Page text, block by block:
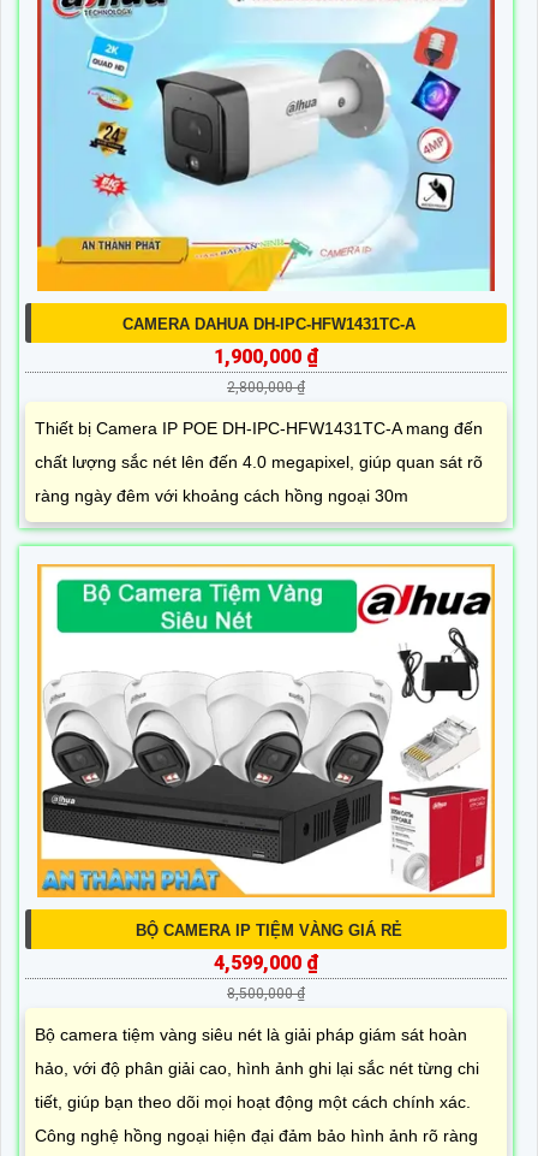
CAMERA DAHUA DH-IPC-HFW1431TC-A
1,900,000 ₫
2,800,000 ₫
Thiết bị Camera IP POE DH-IPC-HFW1431TC-A mang đến
chất lượng sắc nét lên đến 4.0 megapixel, giúp quan sát rõ
ràng ngày đêm với khoảng cách hồng ngoại 30m
BỘ CAMERA IP TIỆM VÀNG GIÁ RẺ
4,599,000 ₫
8,500,000 ₫
Bộ camera tiệm vàng siêu nét là giải pháp giám sát hoàn
hảo, với độ phân giải cao, hình ảnh ghi lại sắc nét từng chi
tiết, giúp bạn theo dõi mọi hoạt động một cách chính xác.
Công nghệ hồng ngoại hiện đại đảm bảo hình ảnh rõ ràng